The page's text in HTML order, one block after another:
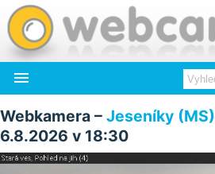

Webkamera – Jeseníky (MS)
6.8.2026 v 18:30